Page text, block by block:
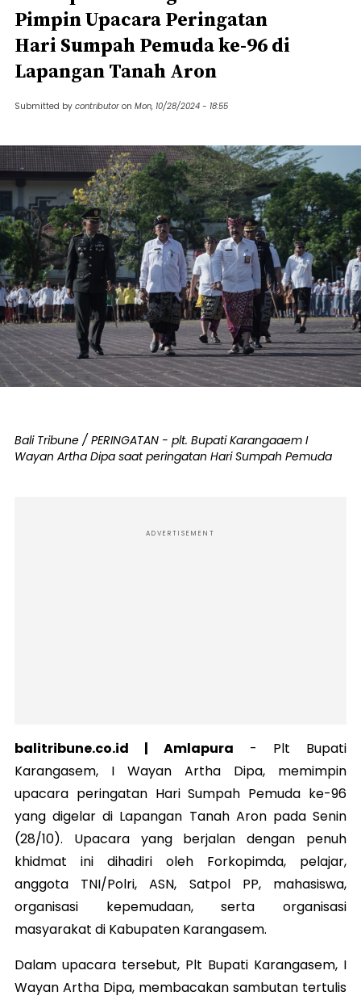
Pimpin Upacara Peringatan
Hari Sumpah Pemuda ke-96 di
Lapangan Tanah Aron
Submitted by contributor on Mon, 10/28/2024 - 18:55
Bali Tribune / PERINGATAN - plt. Bupati Karangaaem I
Wayan Artha Dipa saat peringatan Hari Sumpah Pemuda
ADVERTISEMENT
balitribune.co.id | Amlapura - Plt Bupati
Karangasem, I Wayan Artha Dipa, memimpin
upacara peringatan Hari Sumpah Pemuda ke-96
yang digelar di Lapangan Tanah Aron pada Senin
(28/10). Upacara yang berjalan dengan penuh
khidmat ini dihadiri oleh Forkopimda, pelajar,
anggota TNI/Polri, ASN, Satpol PP, mahasiswa,
organisasi kepemudaan, serta organisasi
masyarakat di Kabupaten Karangasem.
Dalam upacara tersebut, Plt Bupati Karangasem, I
Wayan Artha Dipa, membacakan sambutan tertulis